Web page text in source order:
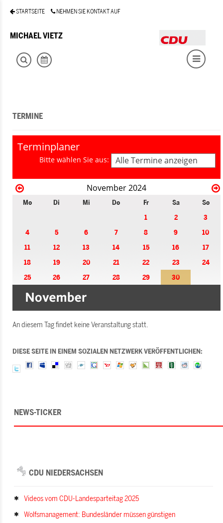
STARTSEITE NEHMEN SIE KONTAKT AUF
MICHAEL VIETZ
TERMINE
Terminplaner
Bitte wählen Sie aus: Alle Termine anzeigen
November 2024
Mo Di Mi Do Fr Sa
So
1
2
3
4
5 6 7 8 9
10
11
12 13 14 15 16
17
18
19 20 21 22 23
24
25
26 27 28 29 30
An diesem Tag findet keine Veranstaltung statt.
DIESE SEITE IN EINEM SOZIALEN NETZWERK VERÖFFENTLICHEN:
NEWS-TICKER
CDU NIEDERSACHSEN
Videos vom CDU-Landesparteitag 2025
Wolfsmanagement: Bundesländer müssen günstigen